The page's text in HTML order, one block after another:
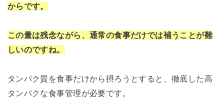
からです。
この量は残念ながら、通常の食事だけでは補うことが難
しいのですね。
タンパク質を食事だけから摂ろうとすると、徹底した高
タンパクな食事管理が必要です。